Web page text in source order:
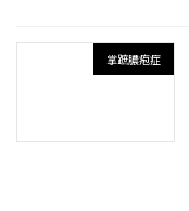
掌蹠膿疱症